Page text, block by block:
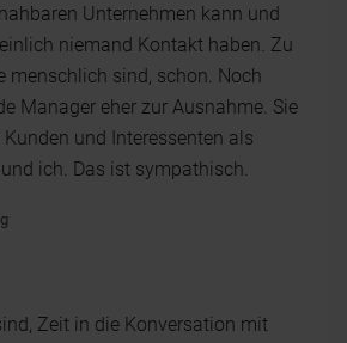
Unternehmen kann und
niemand Kontakt haben. Zu
menschlich sind, schon. Noch
Manager eher zur Ausnahme. Sie
und Interessenten als
ich. Das ist sympathisch.
Zeit in die Konversation mit